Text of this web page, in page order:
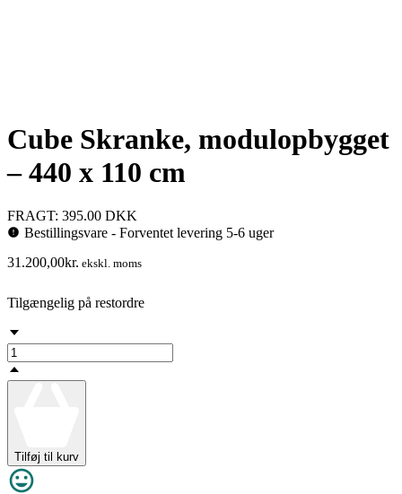
Cube Skranke, modulopbygget
– 440 x 110 cm
FRAGT: 395.00 DKK
Bestillingsvare - Forventet levering 5-6 uger
31.200,00kr. ekskl. moms
Tilgængelig på restordre
Tilføj til kurv